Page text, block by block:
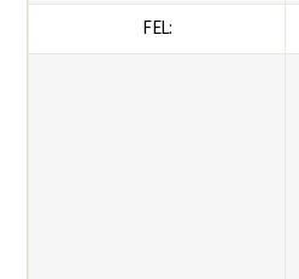
FEL: